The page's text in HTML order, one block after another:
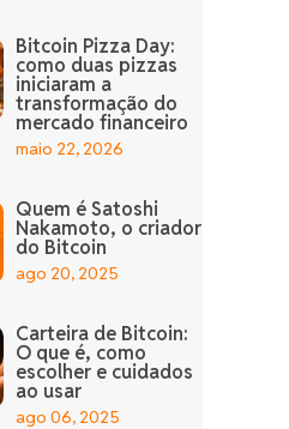
Bitcoin Pizza Day:
como duas pizzas
iniciaram a
transformação do
mercado financeiro
maio 22, 2026
Quem é Satoshi
Nakamoto, o criador
do Bitcoin
ago 20, 2025
Carteira de Bitcoin:
O que é, como
escolher e cuidados
ao usar
ago 06, 2025